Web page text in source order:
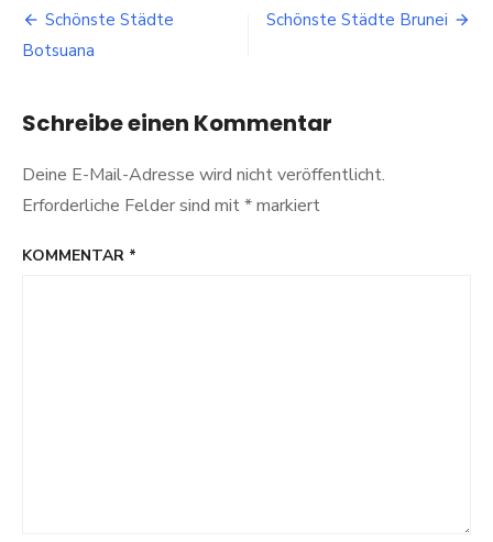
Brasilien
Beitragsnavigation
Schönste Städte
Botsuana
Schönste Städte Brunei
Schreibe einen Kommentar
Deine E-Mail-Adresse wird nicht veröffentlicht.
Erforderliche Felder sind mit*markiert
KOMMENTAR *